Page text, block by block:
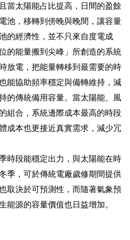
當太陽能占比提高，日間的盈餘
池，移轉到傍晚與晚間，讓容量
的經濟性，並不只來自度電成
的能量搬到尖峰」所創造的系統
放電，把能量轉移到最需要的時
能協助頻率穩定與備轉維持，減
的傳統備用容量。當太陽能、風
組合，系統邊際成本最高的時段
成本也更接近真實需求，減少冗
時段能穩定出力，與太陽能在時
季，可於傳統電廠歲修期間提供
取決於可預測性，而隨著氣象預
能源的容量價值也日益增加。